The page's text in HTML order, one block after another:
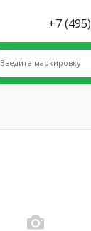
+7
Введите маркировку